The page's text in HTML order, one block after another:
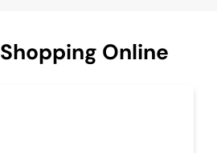
Shopping Online